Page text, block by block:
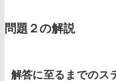
問題２の解説
解答に至るまでのス